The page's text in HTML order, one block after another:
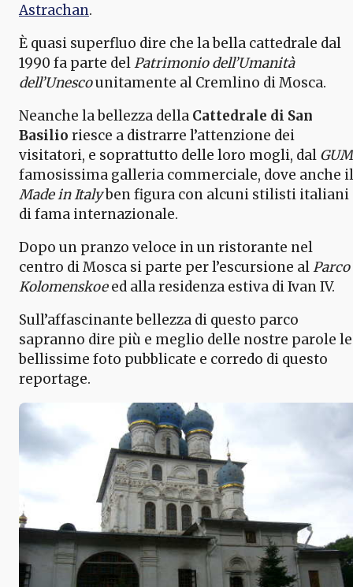
Astrachan.
È quasi superfluo dire che la bella cattedrale dal
1990 fa parte delPatrimonio dell’Umanità
dell’Unescounitamente al Cremlino di Mosca.
Neanche la bellezza della Cattedrale di San
Basilio riesce a distrarre l’attenzione dei
visitatori, e soprattutto delle loro mogli, dal GUM
famosissima galleria commerciale, dove anche il
Made in Italyben figura con alcuni stilisti italiani
di fama internazionale.
Dopo un pranzo veloce in un ristorante nel
centro di Mosca si parte per l’escursione alParco
Kolomenskoeed alla residenza estiva di Ivan IV.
Sull’affascinante bellezza di questo parco
sapranno dire più e meglio delle nostre parole le
bellissime foto pubblicate e corredo di questo
reportage.